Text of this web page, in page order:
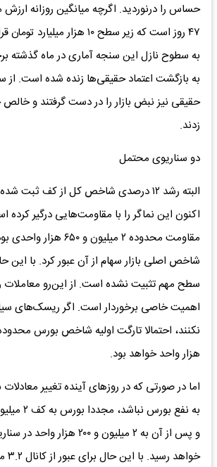
حساس را درنوردید. اگرچه میانگین روزانه
۴۷ روز است که زیر سطح ۱۰ هزار
به سطوح نازل این سنجه آماری در ماه گذشته
به بازگشت اعتماد حقیقی‌ها زنده شده است. از
حقیقی نیز نبض بازار را در دست گرفتند و خالص
زدند.
دو سناریوی محتمل
البته رشد ۱۲ درصدی شاخص کل از کف ثبت
اکنون این نماگر را با مقاومت‌هایی درگیر
مقاومت محدوده ۲ میلیون و
شاخص اصلی بازار سهام از آن عبور کرد. با این
سطح مهم تثبیت نشده است. از این‌رو معاملات
اهمیت خاصی برخوردار است. اگر ریسک‌های
هزار واحد خواهد بود.
اما در صورتی که در روز‌های آینده تغییر
و پس از آن به ۲ میلیون و ۲۰۰ هزار